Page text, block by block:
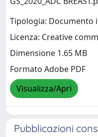
Tipologia: Documento
Licenza: Creative
Dimensione 1.65 MB
Formato Adobe PDF
Visualizza/Apri
Pubblicazioni